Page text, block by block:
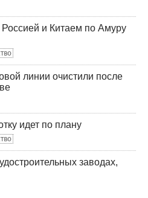
и Китаем по Амуру
линии очистили после
идет по плану
заводах,